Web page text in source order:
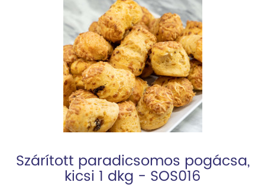
Szárított paradicsomos pogácsa,
kicsi 1 dkg - SOS016